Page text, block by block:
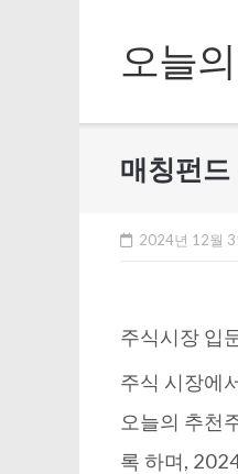
content오늘
매칭펀드
2024년 12월
주식시장 입
주식 시장에
오늘의 추천
록 하며,